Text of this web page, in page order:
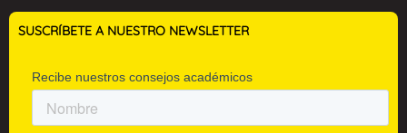
SUSCRÍBETE A NUESTRO NEWSLETTER